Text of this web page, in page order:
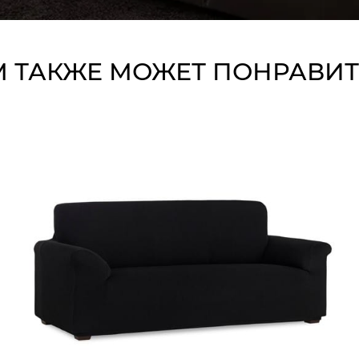
ТАКЖЕ МОЖЕТ